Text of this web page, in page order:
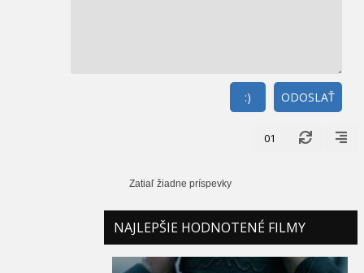
ODOSLAŤ
:)
01
Zatiaľ žiadne príspevky
NAJLEPŠIE HODNOTENÉ FILMY